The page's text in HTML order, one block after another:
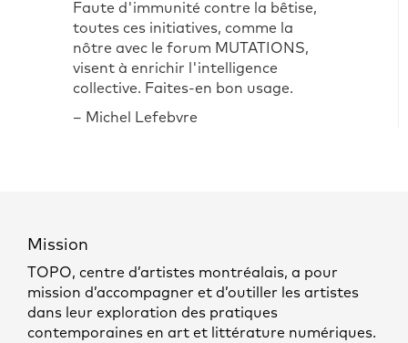
Faute d'immunité contre la bêtise,
toutes ces initiatives, comme la
nôtre avec le forum MUTATIONS,
visent à enrichir l'intelligence
collective. Faites-en bon usage.
– Michel Lefebvre
Mission
TOPO, centre d’artistes montréalais, a pour
mission d’accompagner et d’outiller les artistes
dans leur exploration des pratiques
contemporaines en art et littérature numériques.